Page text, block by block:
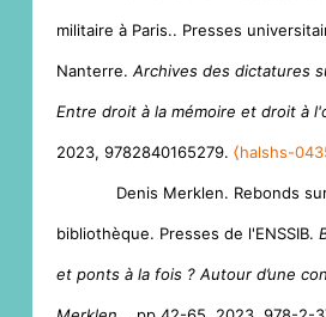
militaire à Paris.. Presses
Nanterre. Archives des dictatures
Entre droit à la mémoire et droit à
2023, 9782840165279. ⟨halshs-
Denis Merklen. Rebonds
bibliothèque. Presses de l'ENSSIB.
et ponts à la fois ? Autour d’une